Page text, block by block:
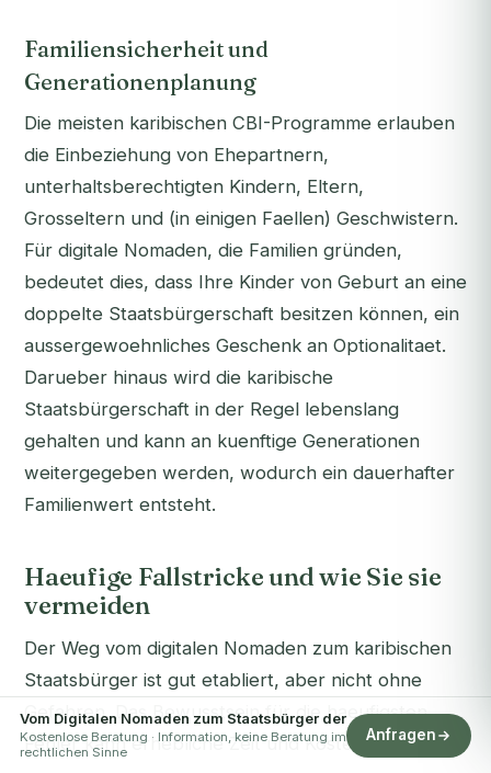
Familiensicherheit und
Generationenplanung
Die meisten karibischen CBI-Programme erlauben
die Einbeziehung von Ehepartnern,
unterhaltsberechtigten Kindern, Eltern,
Grosseltern und (in einigen Faellen) Geschwistern.
Für digitale Nomaden, die Familien gründen,
bedeutet dies, dass Ihre Kinder von Geburt an eine
doppelte Staatsbürgerschaft besitzen können, ein
aussergewoehnliches Geschenk an Optionalitaet.
Darueber hinaus wird die karibische
Staatsbürgerschaft in der Regel lebenslang
gehalten und kann an kuenftige Generationen
weitergegeben werden, wodurch ein dauerhafter
Familienwert entsteht.
Haeufige Fallstricke und wie Sie sie
vermeiden
Der Weg vom digitalen Nomaden zum karibischen
Staatsbürger ist gut etabliert, aber nicht ohne
Gefahren. Das Bewusstsein für die haeufigsten
Fehler kann erhebliche Zeit und Kosten sparen.
Vom Digitalen Nomaden zum Staatsbürger der
Kostenlose Beratung · Information, keine Beratung im
rechtlichen Sinne
Anfragen